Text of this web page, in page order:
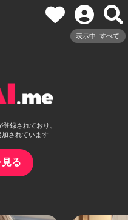
表示中: すべて
登録されており、
されています
る